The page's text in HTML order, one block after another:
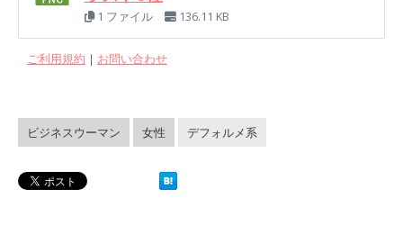
1 ファイル 136.11 KB
ご利用規約 ｜ お問い合わせ
ビジネスウーマン 女性 デフォルメ系